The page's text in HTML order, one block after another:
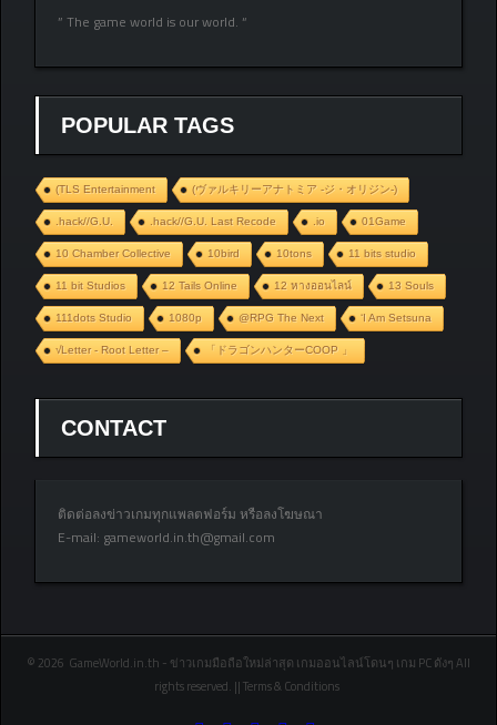
” The game world is our world. “
POPULAR TAGS
(TLS Entertainment (ヴァルキリーアナトミア ‐ジ・オリジン‐)
.hack//G.U. .hack//G.U. Last Recode .io 01Game
10 Chamber Collective 10bird 10tons 11 bits studio
11 bit Studios 12 Tails Online 12 หางออนไลน์ 13 Souls
111dots Studio 1080p @RPG The Next ‘I Am Setsuna
√Letter - Root Letter – 「ドラゴンハンターCOOP 」
CONTACT
ติดต่อลงข่าวเกมทุกแพลตฟอร์ม หรือลงโฆษณา
E-mail: gameworld.in.th@gmail.com
© 2026 GameWorld.in.th - ข่าวเกมมือถือใหม่ล่าสุด เกมออนไลน์โดนๆ เกม PC ดังๆ All
rights reserved. || Terms & Conditions